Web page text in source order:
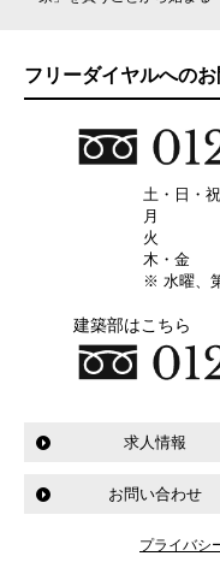
フリーダイヤルへの
土・日・祝
月
火
木・金
※ 水曜、
建築部はこちら
求人情報
お問い合わせ
プライバシ